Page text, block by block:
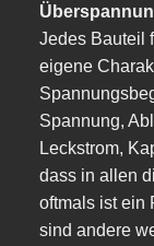
Jedes Bauteil
eigene
Spannung,
Leckstrom,
dass in allen
oftmals ist ein
sind andere